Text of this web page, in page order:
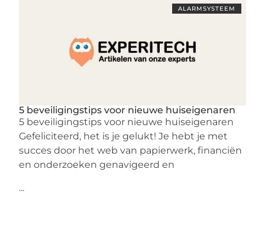
ALARMSYSTEEM
5 beveiligingstips voor nieuwe huiseigenaren
5 beveiligingstips voor nieuwe huiseigenaren
Gefeliciteerd, het is je gelukt! Je hebt je met
succes door het web van papierwerk, financiën
en onderzoeken genavigeerd en
...